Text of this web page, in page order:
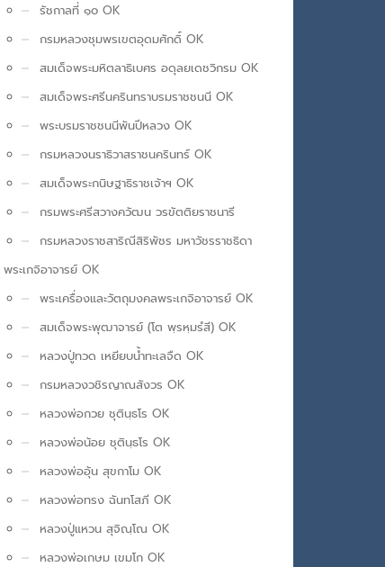
รัชกาลที่ ๑๐ OK
กรมหลวงชุมพรเขตอุดมศักดิ์ OK
สมเด็จพระมหิตลาธิเบศร อดุลยเดชวิกรม OK
สมเด็จพระศรีนครินทราบรมราชชนนี OK
พระบรมราชชนนีพันปีหลวง OK
กรมหลวงนราธิวาสราชนครินทร์ OK
สมเด็จพระกนิษฐาธิราชเจ้าฯ OK
กรมพระศรีสวางควัฒน วรขัตติยราชนารี
กรมหลวงราชสาริณีสิริพัชร มหาวัชรราชธิดา
พระเกจิอาจารย์ OK
พระเครื่องและวัตถุมงคลพระเกจิอาจารย์ OK
สมเด็จพระพุฒาจารย์ (โต พฺรหฺมรํสี) OK
หลวงปู่ทวด เหยียบน้ำทะเลจืด OK
กรมหลวงวชิรญาณสังวร OK
หลวงพ่อกวย ชุตินฺธโร OK
หลวงพ่อน้อย ชุตินฺธโร OK
หลวงพ่ออุ้น สุขกาโม OK
หลวงพ่อทรง ฉันทโสภี OK
หลวงปู่แหวน สุจิณฺโณ OK
หลวงพ่อเกษม เขมโก OK